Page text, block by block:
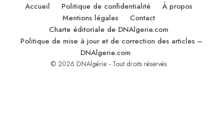
Accueil Politique de confidentialité
À propos
Mentions légales
Contact
Charte éditoriale de DNAlgerie.com
Politique de mise à jour et de correction des articles –
DNAlgerie.com
© 2026 DNAlgérie - Tout droits réservés